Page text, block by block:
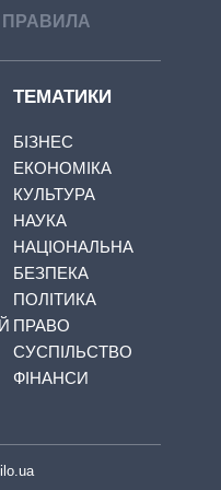
ПРАВИЛА
ТЕМАТИКИ
БІЗНЕС
ЕКОНОМІКА
КУЛЬТУРА
НАУКА
НАЦІОНАЛЬНА
БЕЗПЕКА
ПОЛІТИКА
ПРАВО
СУСПІЛЬСТВО
ФІНАНСИ